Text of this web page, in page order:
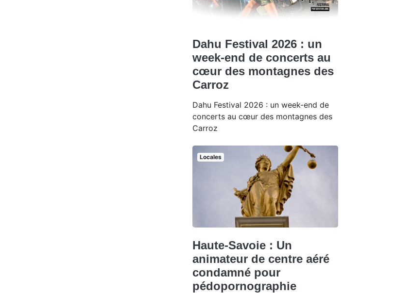
Dahu Festival 2026 : un
week-end de concerts au
cœur des montagnes des
Carroz
Dahu Festival 2026 : un week-end de
concerts au cœur des montagnes des
Carroz
Locales
Haute-Savoie : Un
animateur de centre aéré
condamné pour
pédopornographie